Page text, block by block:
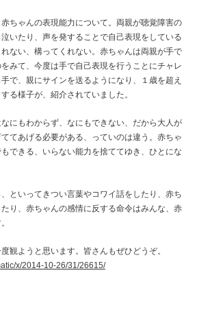
ちゃんの表現能力について。両親が聴覚障害の
いたり、声を発することで自己表現をしている
ない、構ってくれない。赤ちゃんは両親が手で
みて、今度は手で自己表現を行うことにチャレ
で、親にサインを送るようになり、１歳を超え
る様子が、紹介されていました。
にもわからず、なにもできない、だから大人が
てあげる必要がある、っていのは違う。赤ちゃ
できる、いらない能力を捨ててゆき、ひとにな
といってきつい言葉やコワイ話をしたり、赤ち
り、赤ちゃんの感情に反する命令はみんな、赤
観ようと思います。皆さんもぜひどうぞ。
x/2014-10-26/31/26615/